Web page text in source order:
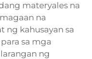
materyales na
na
ng kahusayan sa
sa mga
ng